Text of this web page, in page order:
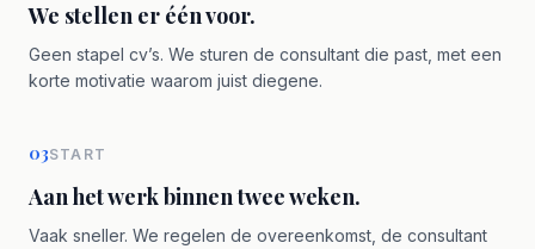
We stellen er één voor.
Geen stapel cv’s. We sturen de consultant die past, met een
korte motivatie waarom juist diegene.
03START
Aan het werk binnen twee weken.
Vaak sneller. We regelen de overeenkomst, de consultant